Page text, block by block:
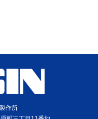
作所